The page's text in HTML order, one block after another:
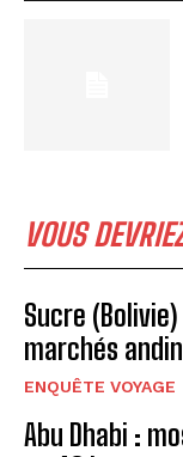
VOUS
Sucre
marchés
ENQUÊTE VOYAGE
Abu Dhabi :